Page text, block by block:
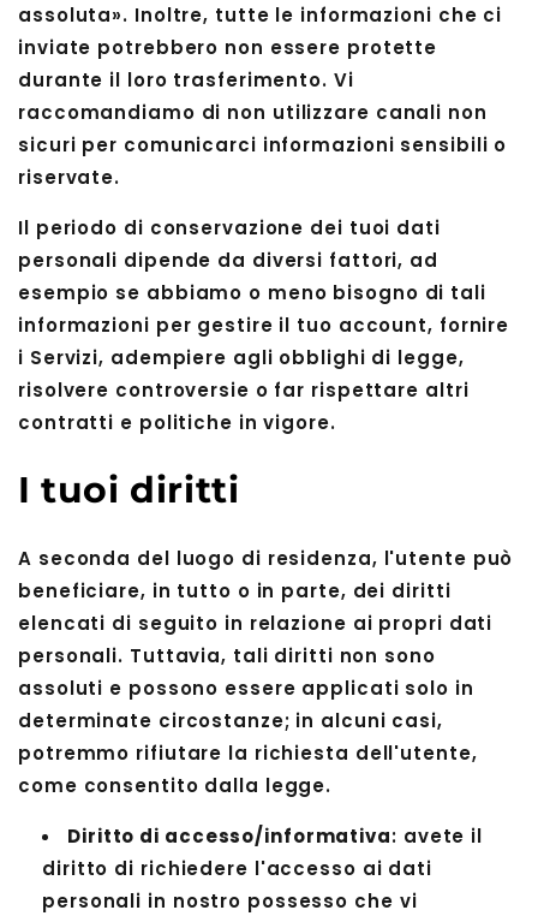
assoluta». Inoltre, tutte le informazioni che ci
inviate potrebbero non essere protette
durante il loro trasferimento. Vi
raccomandiamo di non utilizzare canali non
sicuri per comunicarci informazioni sensibili o
riservate.
Il periodo di conservazione dei tuoi dati
personali dipende da diversi fattori, ad
esempio se abbiamo o meno bisogno di tali
informazioni per gestire il tuo account, fornire
i Servizi, adempiere agli obblighi di legge,
risolvere controversie o far rispettare altri
contratti e politiche in vigore.
I tuoi diritti
A seconda del luogo di residenza, l'utente può
beneficiare, in tutto o in parte, dei diritti
elencati di seguito in relazione ai propri dati
personali. Tuttavia, tali diritti non sono
assoluti e possono essere applicati solo in
determinate circostanze; in alcuni casi,
potremmo rifiutare la richiesta dell'utente,
come consentito dalla legge.
Diritto di accesso/informativa: avete il
diritto di richiedere l'accesso ai dati
personali in nostro possesso che vi